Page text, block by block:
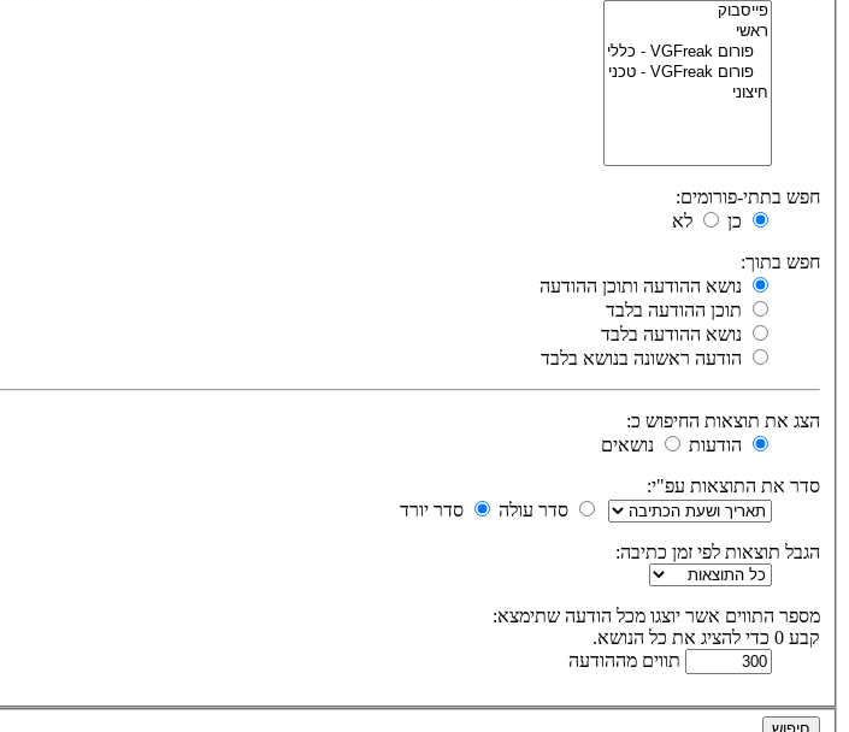
חפש בתתי-פורומים:
כן
לא
חפש בתוך:
נושא ההודעה ותוכן ההודעה
תוכן ההודעה בלבד
נושא ההודעה בלבד
הודעה ראשונה בנושא בלבד
הצג את תוצאות החיפוש כ:
הודעות
נושאים
סדר את התוצאות עפ"י:
סדר עולה
סדר יורד
הגבל תוצאות לפי זמן כתיבה:
מספר התווים אשר יוצגו מכל הודעה שתימצא:
קבע 0 כדי להציג את כל הנושא.
תווים מההודעה